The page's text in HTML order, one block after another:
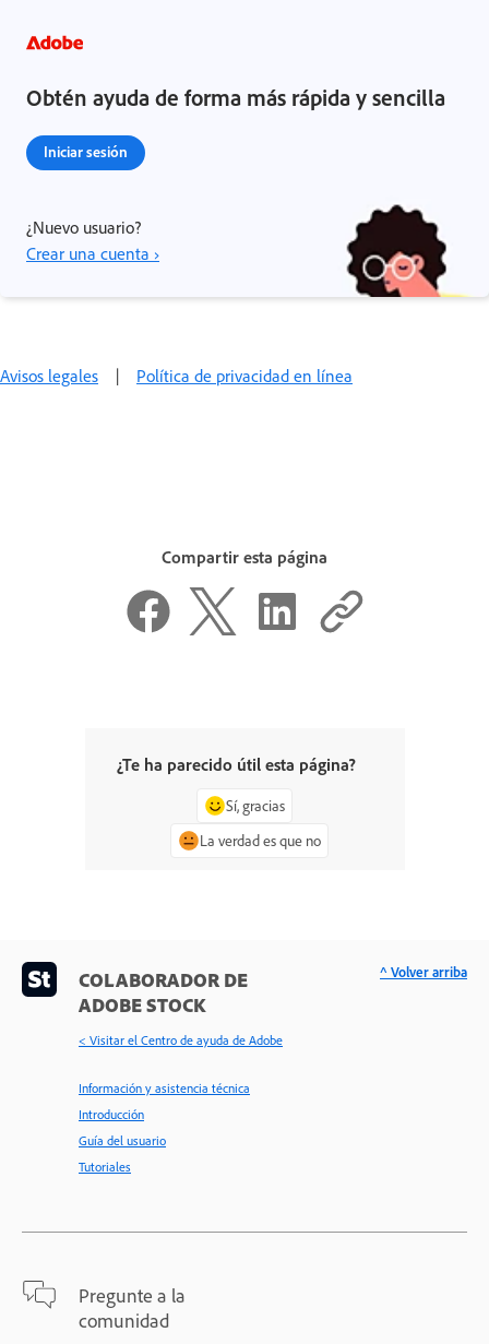
Obtén ayuda de forma más rápida y sencilla
Iniciar sesión
¿Nuevo usuario?
Crear una cuenta ›
Avisos legales | Política de privacidad en línea
Compartir esta página
¿Te ha parecido útil esta página?
Sí, gracias
La verdad es que no
COLABORADOR DE
ADOBE STOCK
< Visitar el Centro de ayuda de Adobe
Información y asistencia técnica
Introducción
Guía del usuario
Tutoriales
Pregunte a la
comunidad
^ Volver arriba